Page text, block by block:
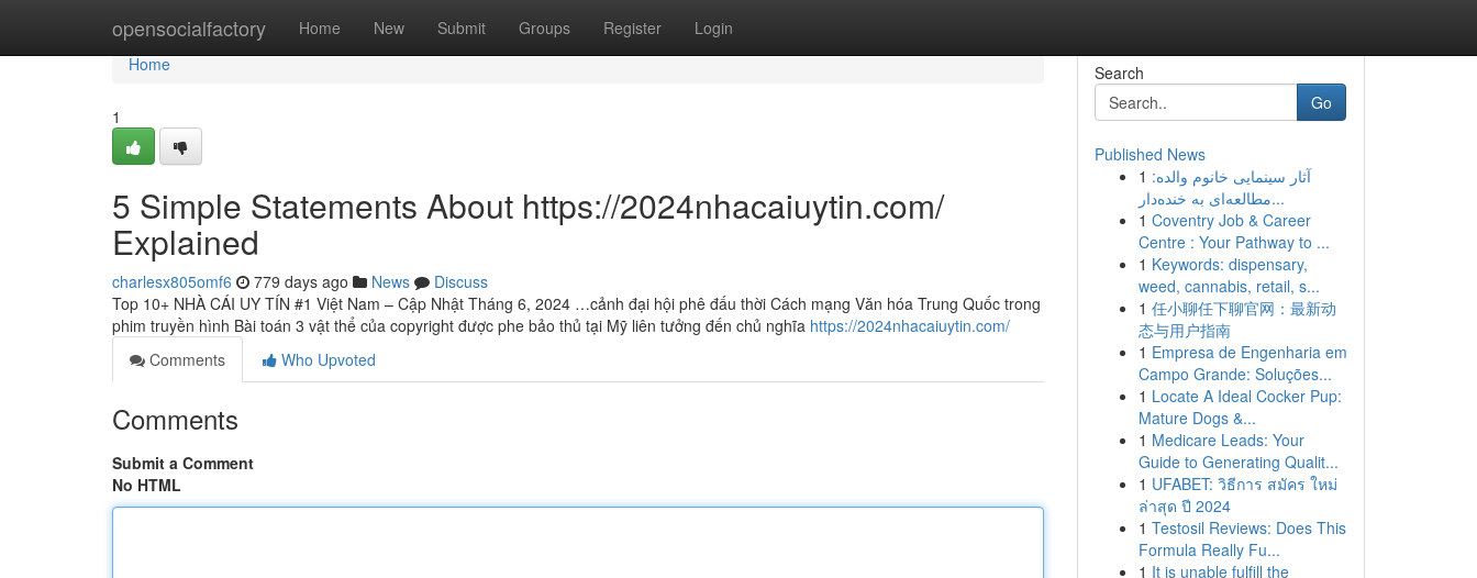
opensocialfactory Home New Submit Groups Register Login
Home
Home
1
5 Simple Statements About https://2024nhacaiuytin.com/
Explained
charlesx805omf6 779 days ago News
Discuss
Top 10+ NHÀ CÁI UY TÍN #1 Việt Nam – Cập Nhật Tháng 6, 2024 …cảnh đại hội phê đấu thời Cách mạng Văn hóa Trung Quốc trong
phim truyền hình Bài toán 3 vật thể của copyright được phe bảo thủ tại Mỹ liên tưởng đến chủ nghĩa https://2024nhacaiuytin.com/
Comments
Who Upvoted
Comments
Submit a Comment
No HTML
Search
Go
Published News
1 آثار سینمایی خانوم والده:
مطالعه‌ای به خنده‌دار...
1 Coventry Job & Career
Centre : Your Pathway to ...
1 Keywords: dispensary,
weed, cannabis, retail, s...
1 任小聊任下聊官网：最新动
态与用户指南
1 Empresa de Engenharia em
Campo Grande: Soluções...
1 Locate A Ideal Cocker Pup:
Mature Dogs &...
1 Medicare Leads: Your
Guide to Generating Qualit...
1 UFABET: วิธีการ สมัคร ใหม่
ล่าสุด ปี 2024
1 Testosil Reviews: Does This
Formula Really Fu...
1 It is unable fulfill the